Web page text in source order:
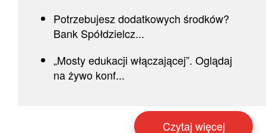
Potrzebujesz dodatkowych środków?
Bank Spółdzielcz...
„Mosty edukacji włączającej”. Oglądaj
na żywo konf...
Czytaj więcej